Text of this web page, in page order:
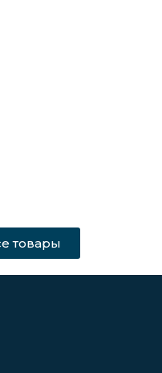
товары